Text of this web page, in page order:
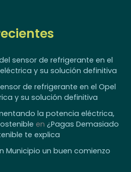
sensor de refrigerante en el
y su solución definitiva
de refrigerante en el Opel
y su solución definitiva
la potencia eléctrica,
en ¿Pagas Demasiado
te explica
Municipio un buen comienzo